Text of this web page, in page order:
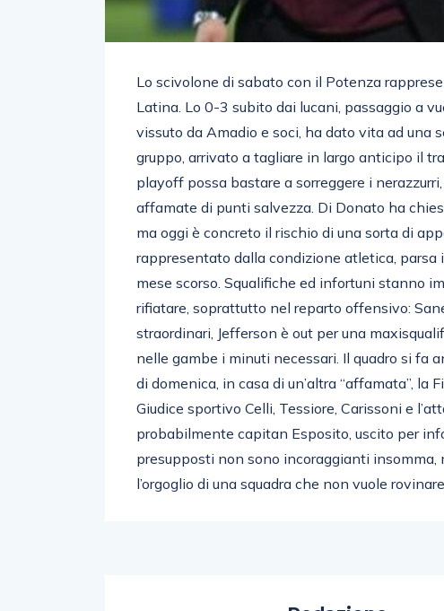
Lo scivolone di sabato con il Potenza
Latina. Lo 0-3 subito dai lucani, passaggio a
vissuto da Amadio e soci, ha dato vita ad una
gruppo, arrivato a tagliare in largo anticipo il
playoff possa bastare a sorreggere i
affamate di punti salvezza. Di Donato ha
ma oggi è concreto il rischio di una sorta di
rappresentato dalla condizione atletica,
mese scorso. Squalifiche ed infortuni stanno
rifiatare, soprattutto nel reparto offensivo:
straordinari, Jefferson è out per una
nelle gambe i minuti necessari. Il quadro si fa
di domenica, in casa di un’altra “affamata”, la
Giudice sportivo Celli, Tessiore, Carissoni e
probabilmente capitan Esposito, uscito per
presupposti non sono incoraggianti insomma,
l’orgoglio di una squadra che non vuole